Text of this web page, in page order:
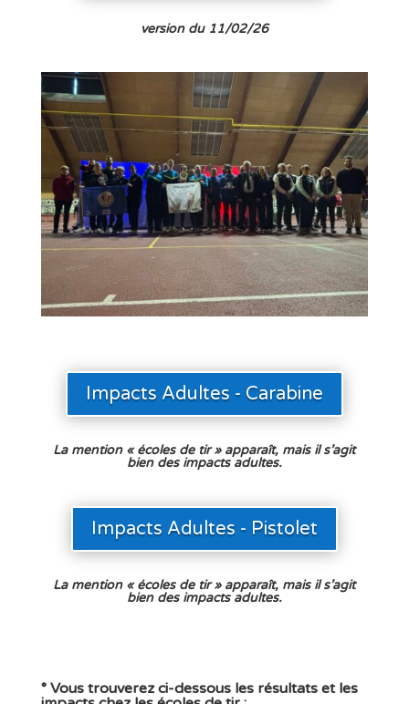
version du 11/02/26
Impacts Adultes - Carabine
La mention « écoles de tir » apparaît, mais il s’agit
bien des impacts adultes.
Impacts Adultes - Pistolet
La mention « écoles de tir » apparaît, mais il s’agit
bien des impacts adultes.
° Vous trouverez ci-dessous les résultats et les